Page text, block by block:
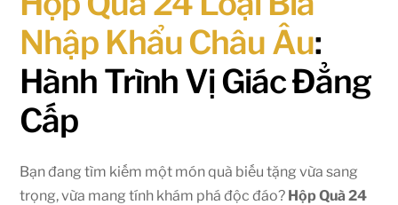
Nhập Khẩu Châu Âu:
Hành Trình Vị Giác Đẳng
Cấp
Bạn đang tìm kiếm một món quà biếu tặng vừa sang
trọng, vừa mang tính khám phá độc đáo? Hộp Quà 24